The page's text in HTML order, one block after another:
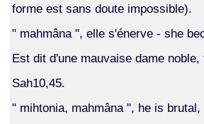
forme est sans doute impossible).
" mahmâna ", elle s'énerve - she
Est dit d'une mauvaise dame
Sah10,45.
" mihtonia, mahmâna ", he is